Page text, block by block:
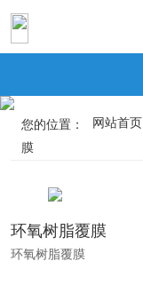
您的位置： 网站首页
膜
环氧树脂覆膜
环氧树脂覆膜